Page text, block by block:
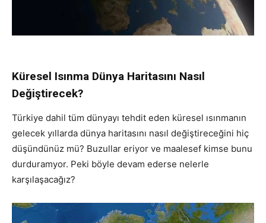
Küresel Isınma Dünya Haritasını Nasıl
Değiştirecek?
Türkiye dahil tüm dünyayı tehdit eden küresel ısınmanın
gelecek yıllarda dünya haritasını nasıl değiştireceğini hiç
düşündünüz mü? Buzullar eriyor ve maalesef kimse bunu
durduramyor. Peki böyle devam ederse nelerle
karşılaşacağız?